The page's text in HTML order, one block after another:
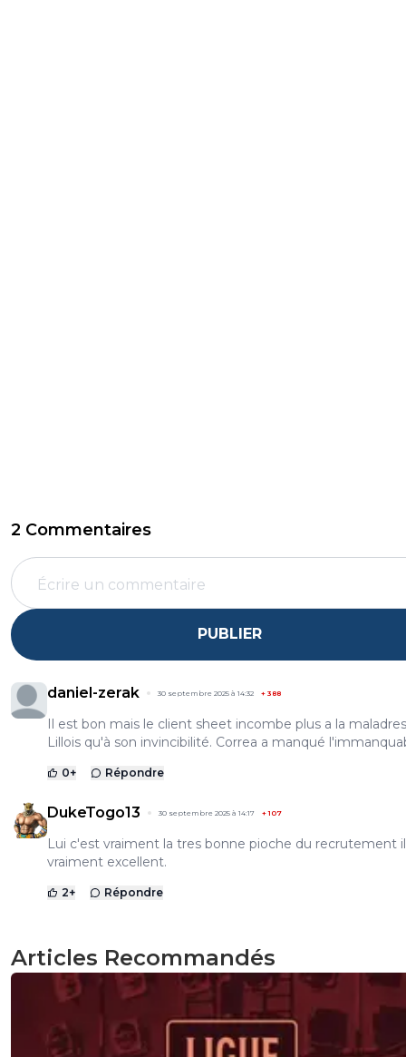
2 Commentaires
PUBLIER
daniel-zerak 30 septembre 2025 à 14:32 + 388
Il est bon mais le client sheet incombe plus a la
Lillois qu'à son invincibilité. Correa a manqué
0+ Répondre
DukeTogo13 30 septembre 2025 à 14:17 +107
Lui c'est vraiment la tres bonne pioche du recrutement
vraiment excellent.
2+ Répondre
Articles Recommandés